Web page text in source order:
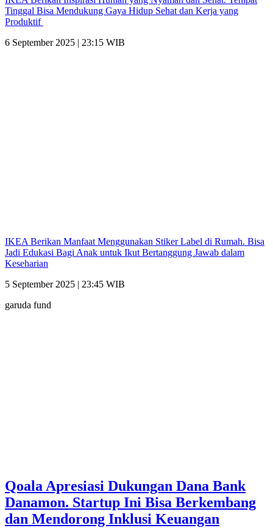
Tinggal Bisa Mendukung Gaya Hidup Sehat dan Kerja yang
Produktif
6 September 2025 | 23:15 WIB
IKEA Berikan Manfaat Menggunakan Stiker Label di Rumah. Bisa
Jadi Edukasi Bagi Anak untuk Ikut Bertanggung Jawab dalam
Keseharian
5 September 2025 | 23:45 WIB
garuda fund
Qoala Apresiasi Dukungan Dana Bank
Danamon. Startup Ini Bisa Berkembang
dan Mendorong Inklusi Keuangan